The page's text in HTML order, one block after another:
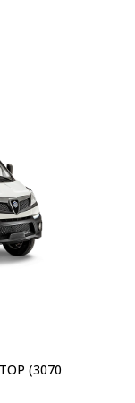
(3070